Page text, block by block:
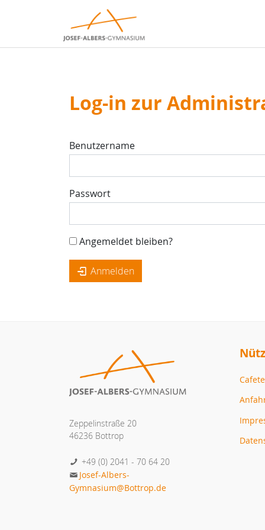
Log-in zur
Benutzername
Passwort
Angemeldet bleiben?
Anmelden
Zeppelinstraße 20
46236 Bottrop
+49 (0) 2041 - 70 64 20
Josef-Albers-
Gymnasium@Bottrop.de